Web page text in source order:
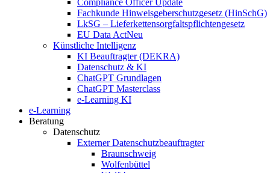
Compliance Officer Update
Fachkunde Hinweisgeberschutzgesetz (HinSchG)
LkSG – Lieferkettensorgfaltspflichtengesetz
EU Data ActNeu
Künstliche Intelligenz
KI Beauftragter (DEKRA)
Datenschutz & KI
ChatGPT Grundlagen
ChatGPT Masterclass
e-Learning KI
e-Learning
Beratung
Datenschutz
Externer Datenschutzbeauftragter
Braunschweig
Wolfenbüttel